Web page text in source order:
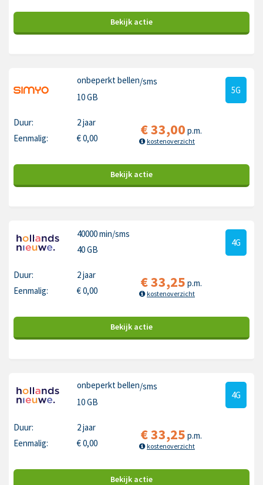
Bekijk actie
onbeperkt bellen/sms
10 GB
5G
Duur:
2 jaar
Eenmalig:
€0,00 €33,00 p.m.
kostenoverzicht
Bekijk actie
40000 min/sms
40 GB
4G
Duur:
2 jaar
Eenmalig:
€0,00 €33,25 p.m.
kostenoverzicht
Bekijk actie
onbeperkt bellen/sms
10 GB
4G
Duur:
2 jaar
Eenmalig:
€0,00 €33,25 p.m.
kostenoverzicht
Bekijk actie